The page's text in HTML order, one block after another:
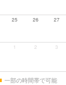
25 26 27
1 2 3
一部の時間帯で可能